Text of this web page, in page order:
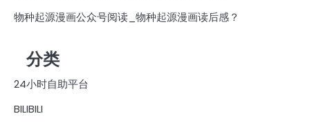
物种起源漫画公众号阅读_物种起源漫画读后感？
分类
24小时自助平台
BILIBILI